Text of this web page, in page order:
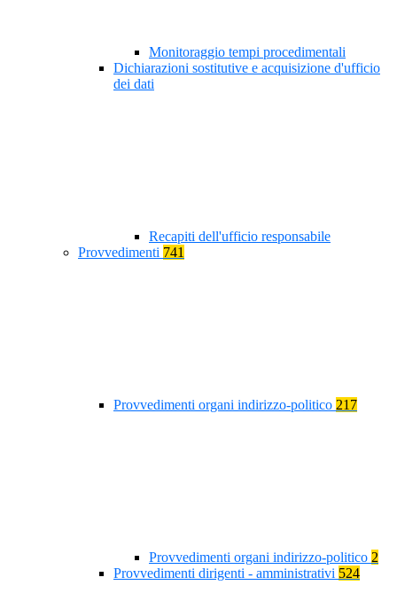
Monitoraggio tempi procedimentali
Dichiarazioni sostitutive e acquisizione d'ufficio
dei dati
Recapiti dell'ufficio responsabile
Provvedimenti 741
Provvedimenti organi indirizzo-politico 217
Provvedimenti organi indirizzo-politico 2
Provvedimenti dirigenti - amministrativi 524